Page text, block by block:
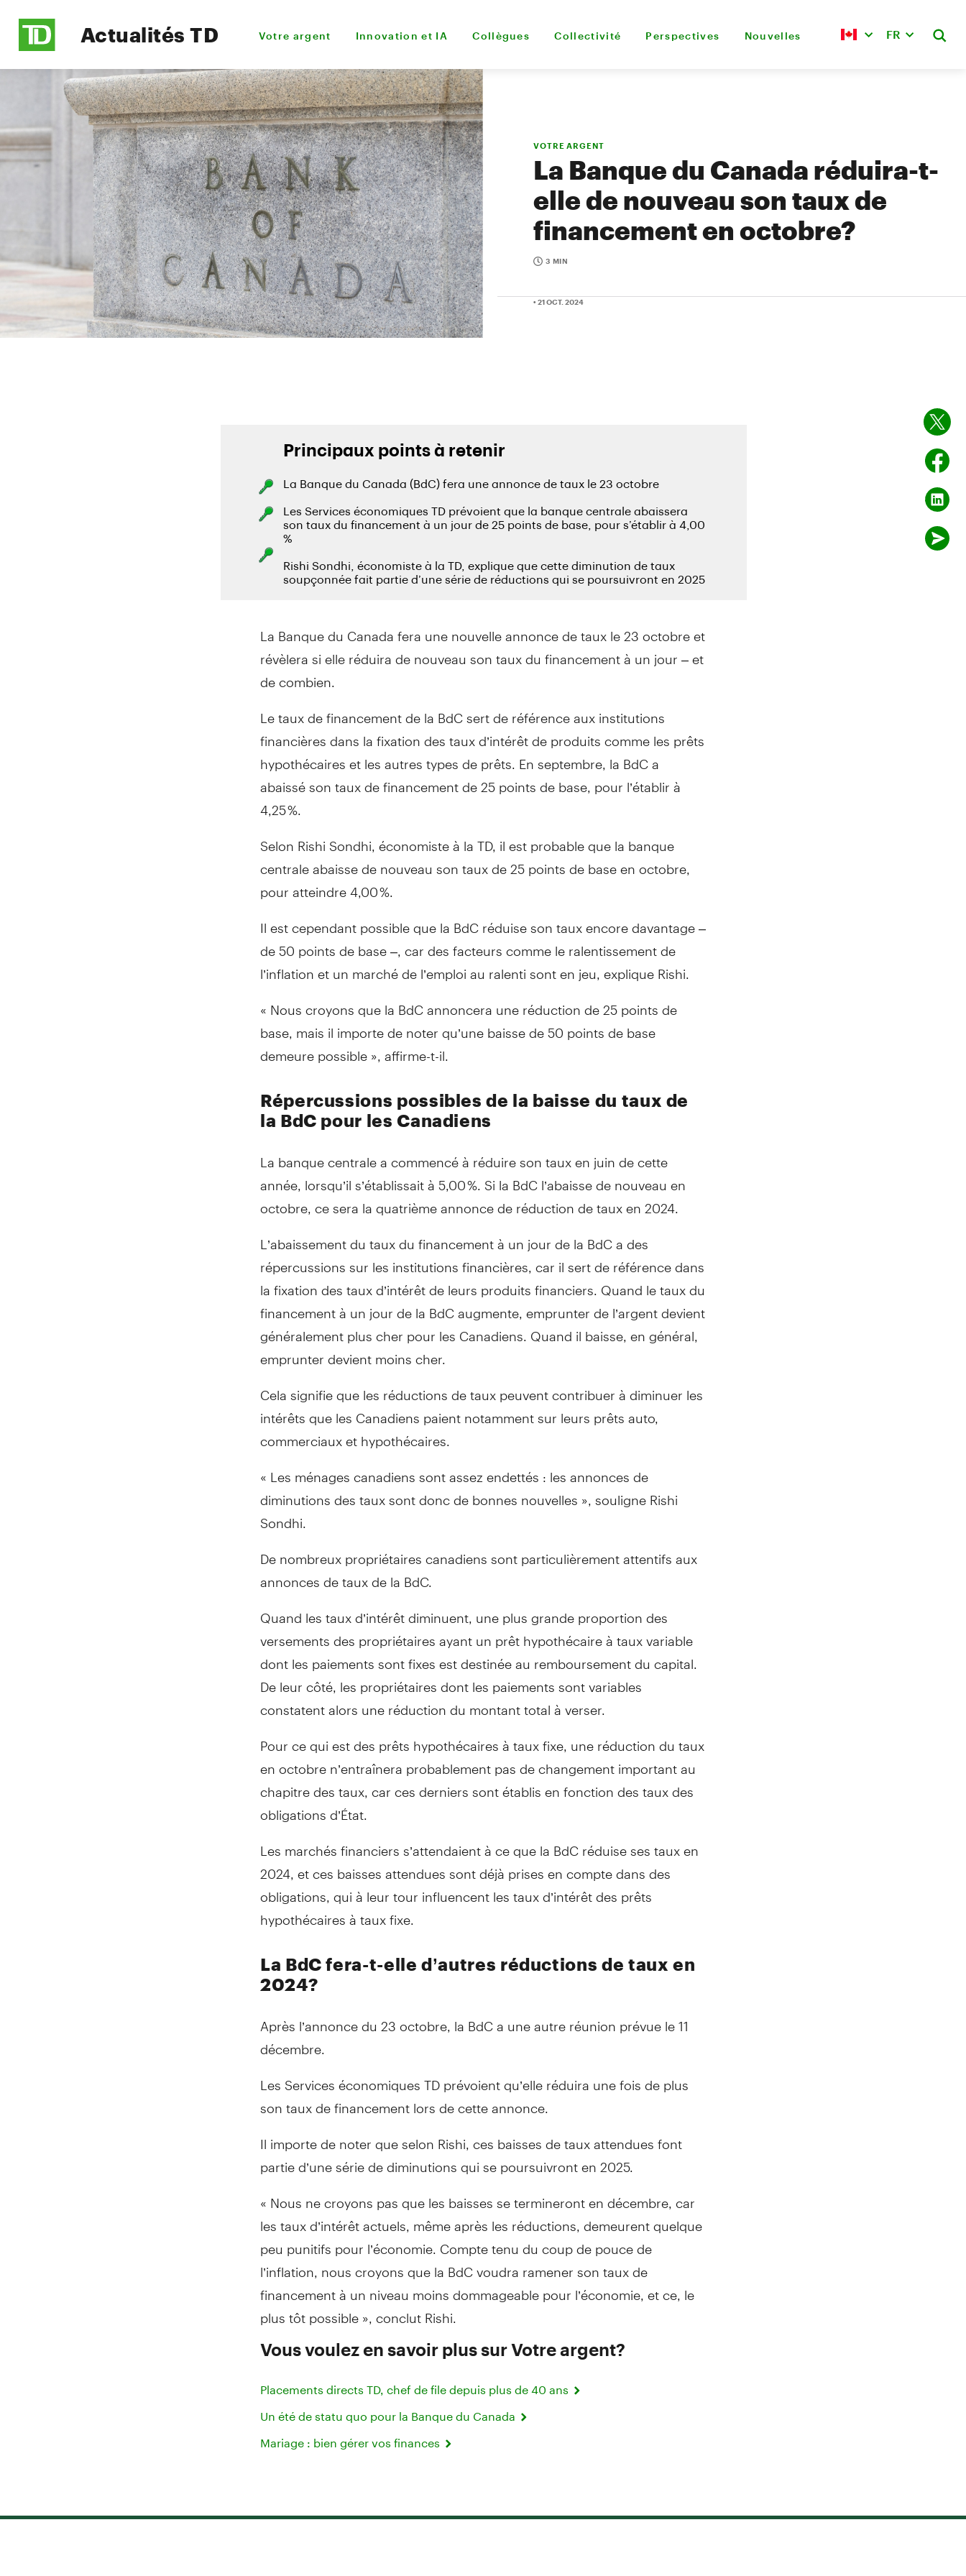
Actualités TD Votre argent Innovation et IA Collègues Collectivité Perspectives Nouvelles FR
VOTRE ARGENT
La Banque du Canada réduira-t-
elle de nouveau son taux de
financement en octobre?
3 MIN
• 21 OCT. 2024
La Banque du Canada fera une nouvelle annonce de taux le 23 octobre et
révèlera si elle réduira de nouveau son taux du financement à un jour – et
de combien.
Le taux de financement de la BdC sert de référence aux institutions
financières dans la fixation des taux d’intérêt de produits comme les prêts
hypothécaires et les autres types de prêts. En septembre, la BdC a
abaissé son taux de financement de 25 points de base, pour l’établir à
4,25 %.
Selon Rishi Sondhi, économiste à la TD, il est probable que la banque
centrale abaisse de nouveau son taux de 25 points de base en octobre,
pour atteindre 4,00 %.
Il est cependant possible que la BdC réduise son taux encore davantage –
de 50 points de base –, car des facteurs comme le ralentissement de
l’inflation et un marché de l’emploi au ralenti sont en jeu, explique Rishi.
« Nous croyons que la BdC annoncera une réduction de 25 points de
base, mais il importe de noter qu’une baisse de 50 points de base
demeure possible », affirme-t-il.
Répercussions possibles de la baisse du taux de
la BdC pour les Canadiens
La banque centrale a commencé à réduire son taux en juin de cette
année, lorsqu’il s’établissait à 5,00 %. Si la BdC l’abaisse de nouveau en
octobre, ce sera la quatrième annonce de réduction de taux en 2024.
L’abaissement du taux du financement à un jour de la BdC a des
répercussions sur les institutions financières, car il sert de référence dans
la fixation des taux d’intérêt de leurs produits financiers. Quand le taux du
financement à un jour de la BdC augmente, emprunter de l’argent devient
généralement plus cher pour les Canadiens. Quand il baisse, en général,
emprunter devient moins cher.
Cela signifie que les réductions de taux peuvent contribuer à diminuer les
intérêts que les Canadiens paient notamment sur leurs prêts auto,
commerciaux et hypothécaires.
« Les ménages canadiens sont assez endettés : les annonces de
diminutions des taux sont donc de bonnes nouvelles », souligne Rishi
Sondhi.
De nombreux propriétaires canadiens sont particulièrement attentifs aux
annonces de taux de la BdC.
Quand les taux d’intérêt diminuent, une plus grande proportion des
versements des propriétaires ayant un prêt hypothécaire à taux variable
dont les paiements sont fixes est destinée au remboursement du capital.
De leur côté, les propriétaires dont les paiements sont variables
constatent alors une réduction du montant total à verser.
Pour ce qui est des prêts hypothécaires à taux fixe, une réduction du taux
en octobre n’entraînera probablement pas de changement important au
chapitre des taux, car ces derniers sont établis en fonction des taux des
obligations d’État.
Les marchés financiers s’attendaient à ce que la BdC réduise ses taux en
2024, et ces baisses attendues sont déjà prises en compte dans des
obligations, qui à leur tour influencent les taux d’intérêt des prêts
hypothécaires à taux fixe.
La BdC fera-t-elle d’autres réductions de taux en
2024?
Après l’annonce du 23 octobre, la BdC a une autre réunion prévue le 11
décembre.
Les Services économiques TD prévoient qu’elle réduira une fois de plus
son taux de financement lors de cette annonce.
Il importe de noter que selon Rishi, ces baisses de taux attendues font
partie d’une série de diminutions qui se poursuivront en 2025.
« Nous ne croyons pas que les baisses se termineront en décembre, car
les taux d’intérêt actuels, même après les réductions, demeurent quelque
peu punitifs pour l’économie. Compte tenu du coup de pouce de
l’inflation, nous croyons que la BdC voudra ramener son taux de
financement à un niveau moins dommageable pour l’économie, et ce, le
plus tôt possible », conclut Rishi.
Vous voulez en savoir plus sur Votre argent?
Placements directs TD, chef de file depuis plus de 40 ans
Un été de statu quo pour la Banque du Canada
Mariage : bien gérer vos finances